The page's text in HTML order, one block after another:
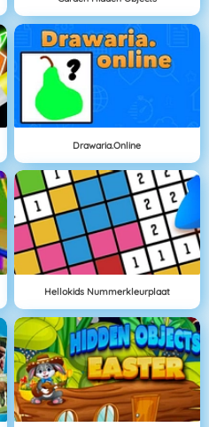
Drawaria.online
Hellokids Nummerkleurplaat